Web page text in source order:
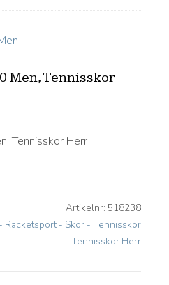
Men, Tennisskor
Tennisskor Herr
Artikelnr: 518238
Racketsport - Skor - Tennisskor
- Tennisskor Herr